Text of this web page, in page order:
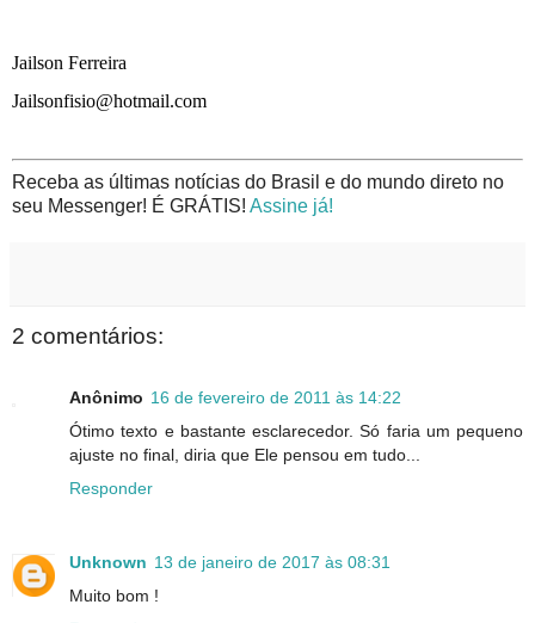
Jailson Ferreira
Jailsonfisio@hotmail.com
Receba as últimas notícias do Brasil e do mundo direto no
seu Messenger! É GRÁTIS! Assine já!
2 comentários:
Anônimo 16 de fevereiro de 2011 às 14:22
Ótimo texto e bastante esclarecedor. Só faria um pequeno
ajuste no final, diria que Ele pensou em tudo...
Responder
Unknown 13 de janeiro de 2017 às 08:31
Muito bom !